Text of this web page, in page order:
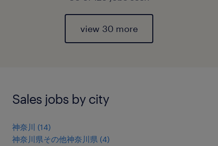
view 30 more
Sales jobs by city
神奈川 (14)
神奈川県その他神奈川県 (4)